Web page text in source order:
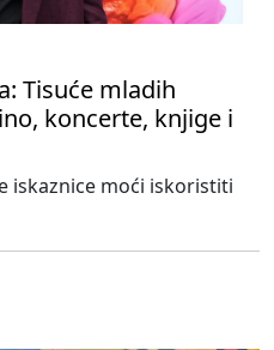
Tisuće mladih
koncerte, knjige i
iskaznice moći iskoristiti